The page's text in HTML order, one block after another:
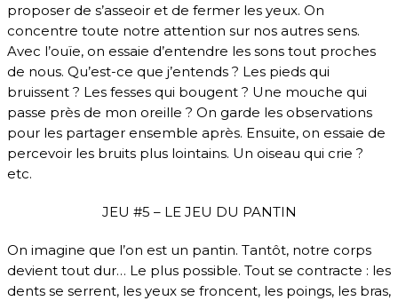
proposer de s’asseoir et de fermer les yeux. On
concentre toute notre attention sur nos autres sens.
Avec l’ouïe, on essaie d’entendre les sons tout proches
de nous. Qu’est-ce que j’entends ? Les pieds qui
bruissent ? Les fesses qui bougent ? Une mouche qui
passe près de mon oreille ? On garde les observations
pour les partager ensemble après. Ensuite, on essaie de
percevoir les bruits plus lointains. Un oiseau qui crie ?
etc.
JEU #5 – LE JEU DU PANTIN
On imagine que l’on est un pantin. Tantôt, notre corps
devient tout dur… Le plus possible. Tout se contracte : les
dents se serrent, les yeux se froncent, les poings, les bras,